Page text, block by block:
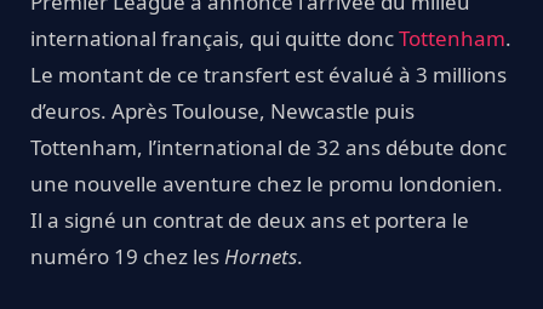
international français, qui quitte doncTottenham.
Le montant de ce transfert est évalué à 3 millions
d’euros. Après Toulouse, Newcastle puis
Tottenham, l’international de 32 ans débute donc
une nouvelle aventure chez le promu londonien.
Il a signé un contrat de deux ans et portera le
numéro 19 chez lesHornets.